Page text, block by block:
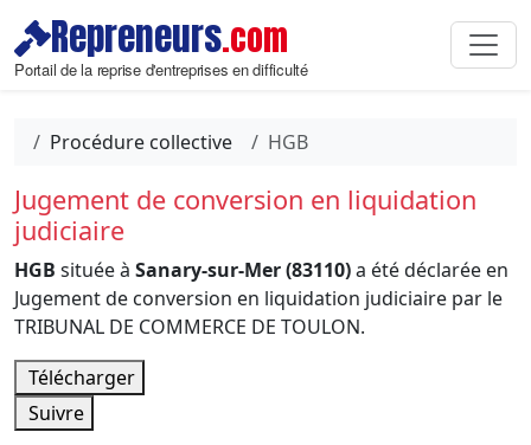
Repreneurs.com
Portail de la reprise d'entreprises en difficulté
Procédure collective HGB
Jugement de conversion en liquidation
judiciaire
HGB située à Sanary-sur-Mer (83110)a été déclarée en
Jugement de conversion en liquidation judiciaire par le
TRIBUNAL DE COMMERCE DE TOULON.
Télécharger
Suivre